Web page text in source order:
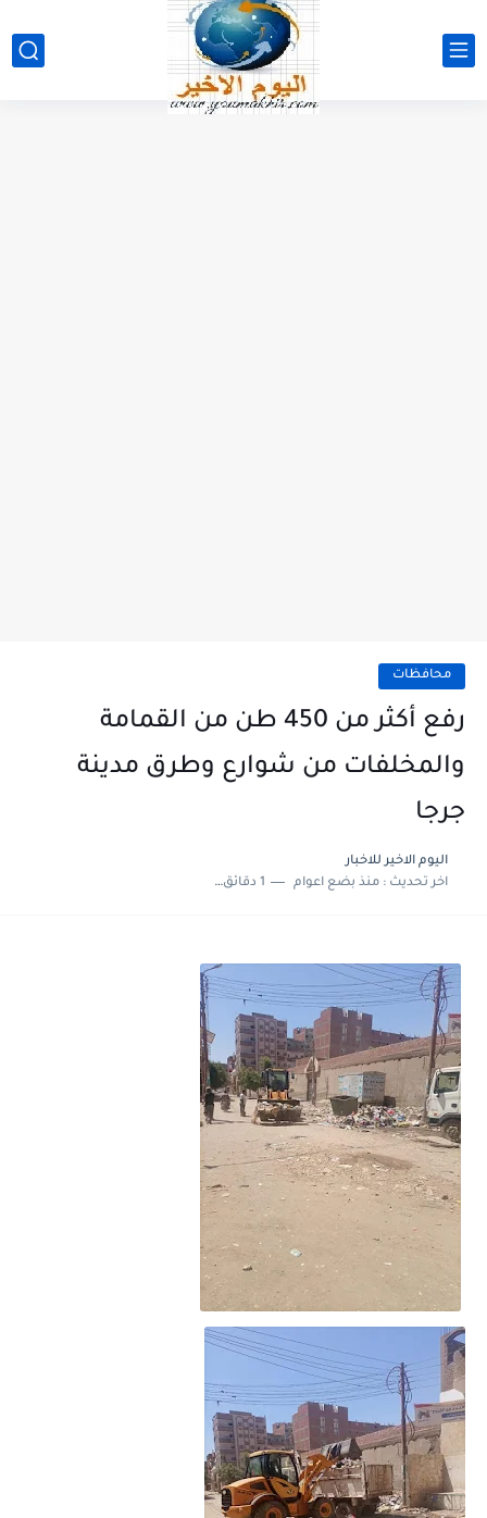
محافظات
رفع أكثر من 450 طن من القمامة
والمخلفات من شوارع وطرق مدينة
جرجا
اليوم الاخير للاخبار
اخر تحديث :منذ بضع اعوام 1 دقائق للقراءة